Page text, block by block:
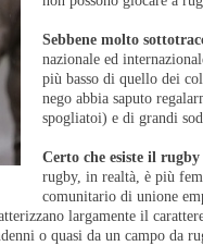
Sebbene molto
nazionale ed
più basso di quello dei
nego abbia saputo
spogliatoi) e di grandi
Certo che esiste il
rugby, in realtà, è più
comunitario di unione
largamente il
o quasi da un campo da